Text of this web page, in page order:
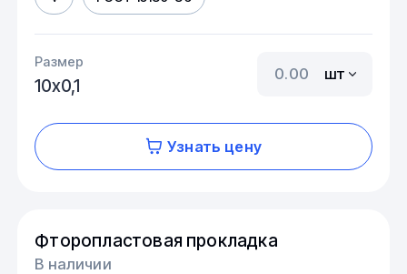
Размер
10х0,1
шт
Узнать цену
Фторопластовая прокладка
В наличии